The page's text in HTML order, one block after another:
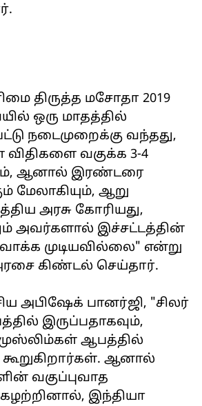
திருத்த மசோதா 2019
ஒரு மாதத்தில்
நடைமுறைக்கு வந்தது,
விதிகளை வகுக்க 3-4
ஆனால் இரண்டரை
மேலாகியும், ஆறு
அரசு கோரியது,
அவர்களால் இச்சட்டத்தின்
முடியவில்லை" என்று
கிண்டல் செய்தார்.
அபிஷேக் பானர்ஜி, "சிலர்
இருப்பதாகவும்,
ஆபத்தில்
கூறுகிறார்கள். ஆனால்
வகுப்புவாத
இந்தியா